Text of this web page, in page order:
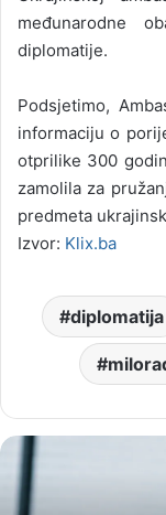
međunarodne
diplomatije.
Podsjetimo,
informaciju o
otprilike 300
zamolila za
predmeta
Izvor: Klix.ba
diplomatija